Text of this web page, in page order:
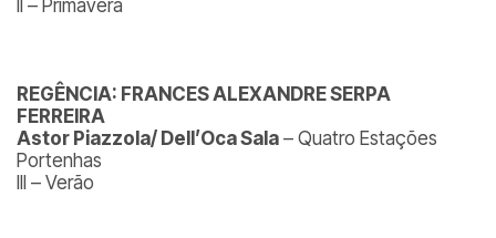
II – Primavera
REGÊNCIA: FRANCES ALEXANDRE SERPA
FERREIRA
Astor Piazzola/ Dell’Oca Sala – Quatro Estações
Portenhas
III – Verão